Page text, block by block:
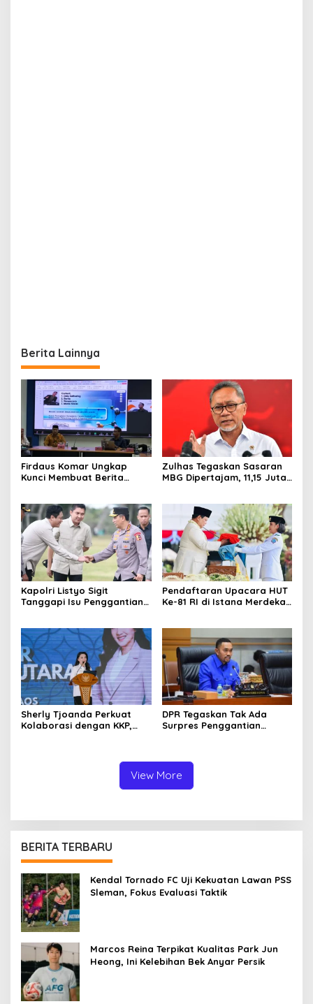
Berita Lainnya
Firdaus Komar Ungkap
Kunci Membuat Berita
Branding Lewat Publikasi
Zulhas Tegaskan Sasaran
MBG Dipertajam, 11,15 Juta
Kapolri Listyo Sigit
Tanggapi Isu Penggantian,
Presiden
Pendaftaran Upacara HUT
Ke-81 RI di Istana Merdeka
Sherly Tjoanda Perkuat
Kolaborasi dengan KKP,
DPR Tegaskan Tak Ada
Surpres Penggantian
View More
BERITA TERBARU
Kendal Tornado FC Uji Kekuatan Lawan PSS
Sleman, Fokus Evaluasi Taktik
Marcos Reina Terpikat Kualitas Park Jun
Heong, Ini Kelebihan Bek Anyar Persik